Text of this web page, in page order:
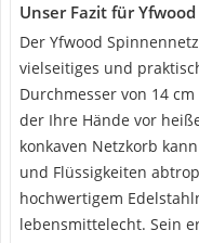
Unser Fazit für
Der Yfwood
vielseitiges und
Durchmesser von 14
der Ihre Hände vor
konkaven Netzkorb
und Flüssigkeiten
hochwertigem
lebensmittelecht. Sein